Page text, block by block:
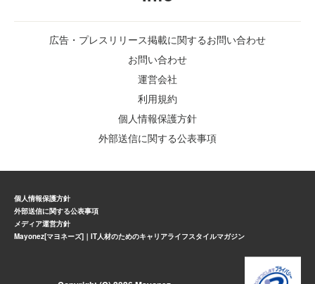
広告・プレスリリース掲載に関するお問い合わせ
お問い合わせ
運営会社
利用規約
個人情報保護方針
外部送信に関する公表事項
個人情報保護方針
外部送信に関する公表事項
メディア運営方針
Mayonez[マヨネーズ]｜IT人材のためのキャリアライフスタイルマガジン